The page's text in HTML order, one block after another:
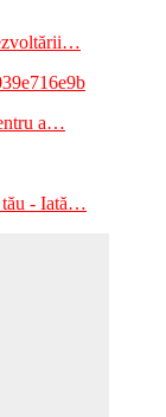
a…
tău - Iată…